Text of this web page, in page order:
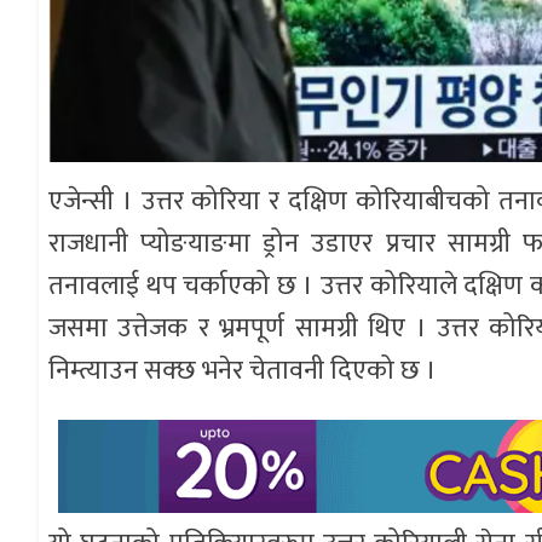
एजेन्सी । उत्तर कोरिया र दक्षिण कोरियाबीचको
राजधानी प्योङयाङमा ड्रोन उडाएर प्रचार
तनावलाई थप चर्काएको छ । उत्तर कोरियाले दक्षिण
जसमा उत्तेजक र भ्रमपूर्ण सामग्री थिए । उत्तर
निम्त्याउन सक्छ भनेर चेतावनी दिएको छ ।